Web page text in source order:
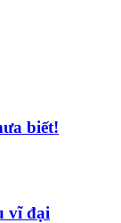
biết!
vĩ đại